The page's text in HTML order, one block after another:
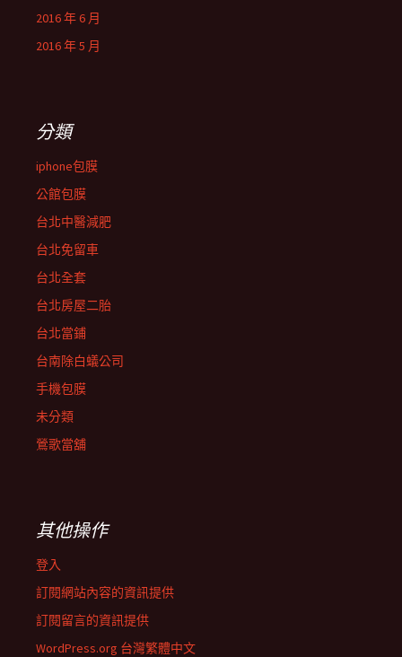
2016 年 6 月
2016 年 5 月
分類
iphone包膜
公館包膜
台北中醫減肥
台北免留車
台北全套
台北房屋二胎
台北當鋪
台南除白蟻公司
手機包膜
未分類
鶯歌當舖
其他操作
登入
訂閱網站內容的資訊提供
訂閱留言的資訊提供
WordPress.org 台灣繁體中文